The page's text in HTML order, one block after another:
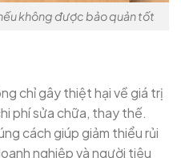
không được bảo quản tốt
chỉ gây thiệt hại về giá trị
phí sửa chữa, thay thế.
cách giúp giảm thiểu rủi
nghiệp và người tiêu